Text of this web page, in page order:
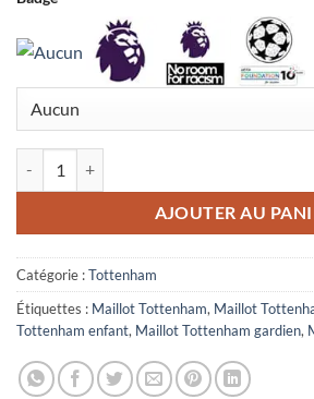
quantité de Maillot Enfant Tottenham
AJOUTER AU
Catégorie :Tottenham
Étiquettes : Maillot Tottenham, Maillot
Tottenham enfant, Maillot Tottenham gardien,